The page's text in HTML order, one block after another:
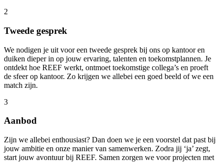
2
Tweede gesprek
We nodigen je uit voor een tweede gesprek bij ons op kantoor en
duiken dieper in op jouw ervaring, talenten en toekomstplannen. Je
ontdekt hoe REEF werkt, ontmoet toekomstige collega’s en proeft
de sfeer op kantoor. Zo krijgen we allebei een goed beeld of we een
match zijn.
3
Aanbod
Zijn we allebei enthousiast? Dan doen we je een voorstel dat past bij
jouw ambitie en onze manier van samenwerken. Zodra jij ‘ja’ zegt,
start jouw avontuur bij REEF. Samen zorgen we voor projecten met